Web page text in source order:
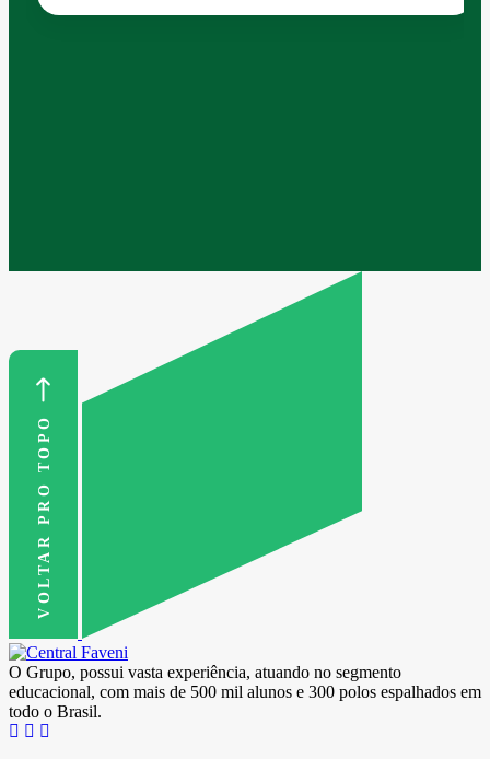
VOLTAR PRO TOPO
O Grupo, possui vasta experiência, atuando no segmento
educacional, com mais de 500 mil alunos e 300 polos espalhados em
todo o Brasil.